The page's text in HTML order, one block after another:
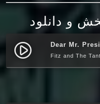
و دانلود
play_circle_filled Dear Mr.
Fitz and The